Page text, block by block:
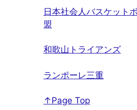
日本社会人バスケット
盟
和歌山トライアンズ
ランポーレ三重
↑Page Top